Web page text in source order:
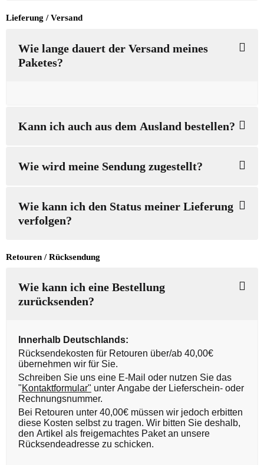
Lieferung / Versand
Wie lange dauert der Versand meines
Paketes?
Kann ich auch aus dem Ausland bestellen?
Wie wird meine Sendung zugestellt?
Wie kann ich den Status meiner Lieferung
verfolgen?
Retouren / Rücksendung
Wie kann ich eine Bestellung
zurücksenden?
Innerhalb Deutschlands:
Rücksendekosten für Retouren über/ab 40,00€
übernehmen wir für Sie.
Schreiben Sie uns eine E-Mail oder nutzen Sie das
"Kontaktformular" unter Angabe der Lieferschein- oder
Rechnungsnummer.
Bei Retouren unter 40,00€ müssen wir jedoch erbitten
diese Kosten selbst zu tragen. Wir bitten Sie deshalb,
den Artikel als freigemachtes Paket an unsere
Rücksendeadresse zu schicken.